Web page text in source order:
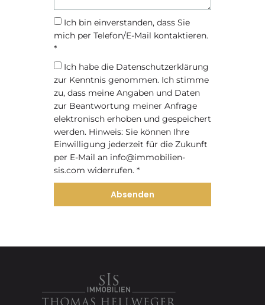
Ich bin einverstanden, dass Sie
mich per Telefon/E-Mail kontaktieren.
*
Ich habe die Datenschutzerklärung
zur Kenntnis genommen. Ich stimme
zu, dass meine Angaben und Daten
zur Beantwortung meiner Anfrage
elektronisch erhoben und gespeichert
werden. Hinweis: Sie können Ihre
Einwilligung jederzeit für die Zukunft
per E-Mail an info@immobilien-
sis.com widerrufen. *
Absenden